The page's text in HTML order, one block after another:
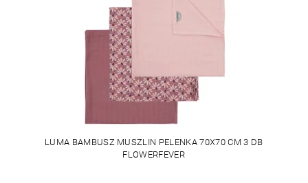
LUMA BAMBUSZ MUSZLIN PELENKA 70X70 CM 3 DB
FLOWERFEVER